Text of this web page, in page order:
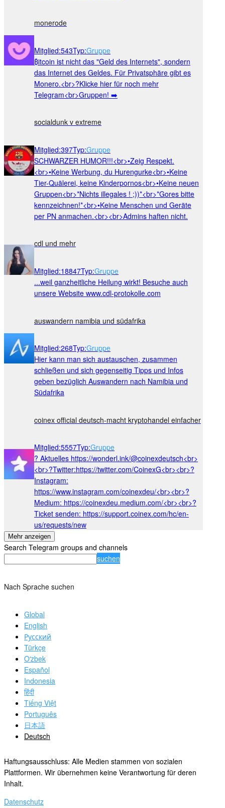
monerode
Mitglied:543Typ:Gruppe
₿itcoin ist nicht das "Geld des Internets", sondern
das Internet des Geldes. Für Privatsphäre gibt es
Monero.<br>?Klicke hier für noch mehr
Telegram<br>Gruppen! ➡️
socialdunk v extreme
Mitglied:397Typ:Gruppe
SCHWARZER HUMOR!!!<br>•Zeig Respekt.
<br>•Keine Werbung, du Hurengurke<br>•Keine
Tier-Quälerei, keine Kinderpornos<br>•Keine neuen
Gruppen<br>*Nichts illegales ! ;))*<br>*Gores bitte
kennzeichnen!*<br>•Keine Menschen und Geräte
per PN anmachen.<br><br>Admins haften nicht.
cdl und mehr
Mitglied:18847Typ:Gruppe
...weil ganzheitliche Heilung wirkt! Besuche auch
unsere Website www.cdl-protokolle.com
auswandern namibia und südafrika
Mitglied:268Typ:Gruppe
Hier kann man sich austauschen, zusammen
schließen und sich gegenseitig Tipps und Infos
geben bezüglich Auswandern nach Namibia und
Südafrika
coinex official deutsch-macht kryptohandel einfacher
Mitglied:5557Typ:Gruppe
? Aktuelles https://wonderl.ink/@coinexdeutsch<br>
<br>?Twitter:https://twitter.com/CoinexG<br><br>?
Instagram:
https://www.instagram.com/coinexdeu/<br><br>?
Medium: https://coinexdeu.medium.com/<br><br>?
Ticket senden: https://support.coinex.com/hc/en-
us/requests/new
Mehr anzeigen
Search Telegram groups and channels
suchen
Nach Sprache suchen
Global
English
Русский
Türkçe
Oʻzbek
Español
Indonesia
हिंदी
Tiếng Việt
Português
日本語
Deutsch
Haftungsausschluss: Alle Medien stammen von sozialen
Plattformen. Wir übernehmen keine Verantwortung für deren
Inhalt.
Datenschutz